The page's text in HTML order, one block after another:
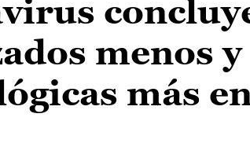
menos y
más